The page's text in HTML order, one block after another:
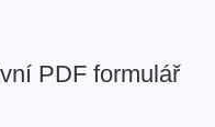
PDF formulář